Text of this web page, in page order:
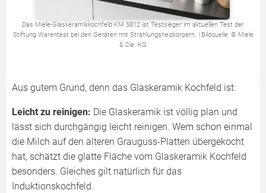
Das Miele-Glaskeramikkochfeld KM 5812 ist Testsieger im aktuellen Test der
Stiftung Warentest bei den Geräten mit Strahlungsheizkörpern. | Bildquelle: © Miele
& Cie. KG
Aus gutem Grund, denn das Glaskeramik Kochfeld ist:
Leicht zu reinigen: Die Glaskeramik ist völlig plan und
lässt sich durchgängig leicht reinigen. Wem schon einmal
die Milch auf den älteren Grauguss-Platten übergekocht
hat, schätzt die glatte Fläche vom Glaskeramik Kochfeld
besonders. Gleiches gilt natürlich für das
Induktionskochfeld.